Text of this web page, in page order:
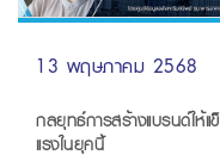
13 พฤษภาคม 2568
กลยุทธ์การสร้างแบรนด์ให้แ
แรงในยุคนี้